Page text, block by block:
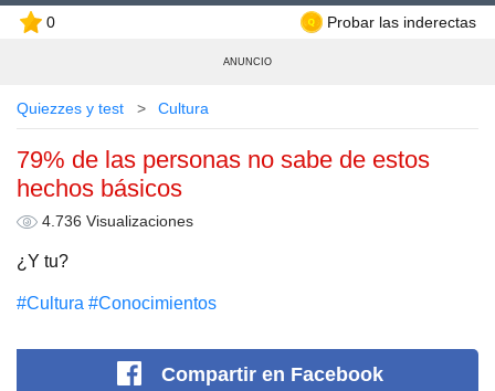
0 Probar las inderectas
ANUNCIO
Quiezzes y test Cultura
79% de las personas no sabe de estos
hechos básicos
4.736 Visualizaciones
¿Y tu?
#Cultura #Conocimientos
Compartir en Facebook